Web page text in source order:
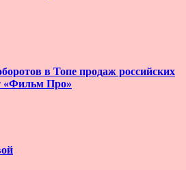
в Топе продаж российских
«Фильм Про»